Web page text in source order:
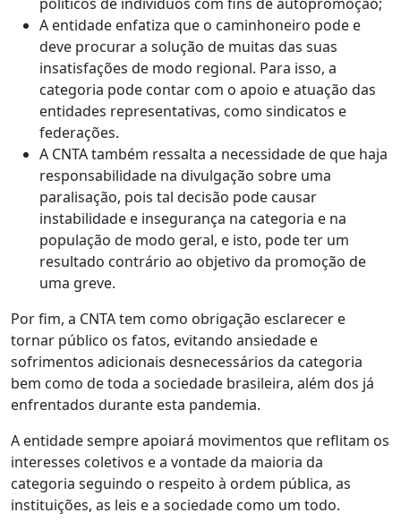
políticos de indivíduos com fins de autopromoção;
A entidade enfatiza que o caminhoneiro pode e
deve procurar a solução de muitas das suas
insatisfações de modo regional. Para isso, a
categoria pode contar com o apoio e atuação das
entidades representativas, como sindicatos e
federações.
A CNTA também ressalta a necessidade de que haja
responsabilidade na divulgação sobre uma
paralisação, pois tal decisão pode causar
instabilidade e insegurança na categoria e na
população de modo geral, e isto, pode ter um
resultado contrário ao objetivo da promoção de
uma greve.
Por fim, a CNTA tem como obrigação esclarecer e
tornar público os fatos, evitando ansiedade e
sofrimentos adicionais desnecessários da categoria
bem como de toda a sociedade brasileira, além dos já
enfrentados durante esta pandemia.
A entidade sempre apoiará movimentos que reflitam os
interesses coletivos e a vontade da maioria da
categoria seguindo o respeito à ordem pública, as
instituições, as leis e a sociedade como um todo.